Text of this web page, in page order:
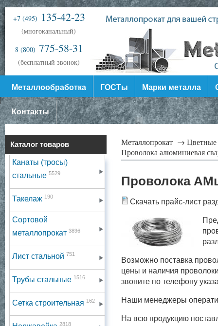
+7 (495) 135-42-23
(многоканальный)
8 (800) 775-58-31
(бесплатный звонок)
Металлообработка ГОСТы Марки металла
Контакты
Каталог товаров
Канаты (тросы)
стальные 5529
Такелаж 190
Сортовой
металлопрокат 3896
Лист стальной 751
Трубы стальные 1516
Сетка строительная 162
2818
Металлопрокат →
Проволока алюминиевая
Проволока
Скачать прайс-лист
Возможно поставка
цены и наличия
звоните по телефону
Наши менеджеры
На всю продукцию